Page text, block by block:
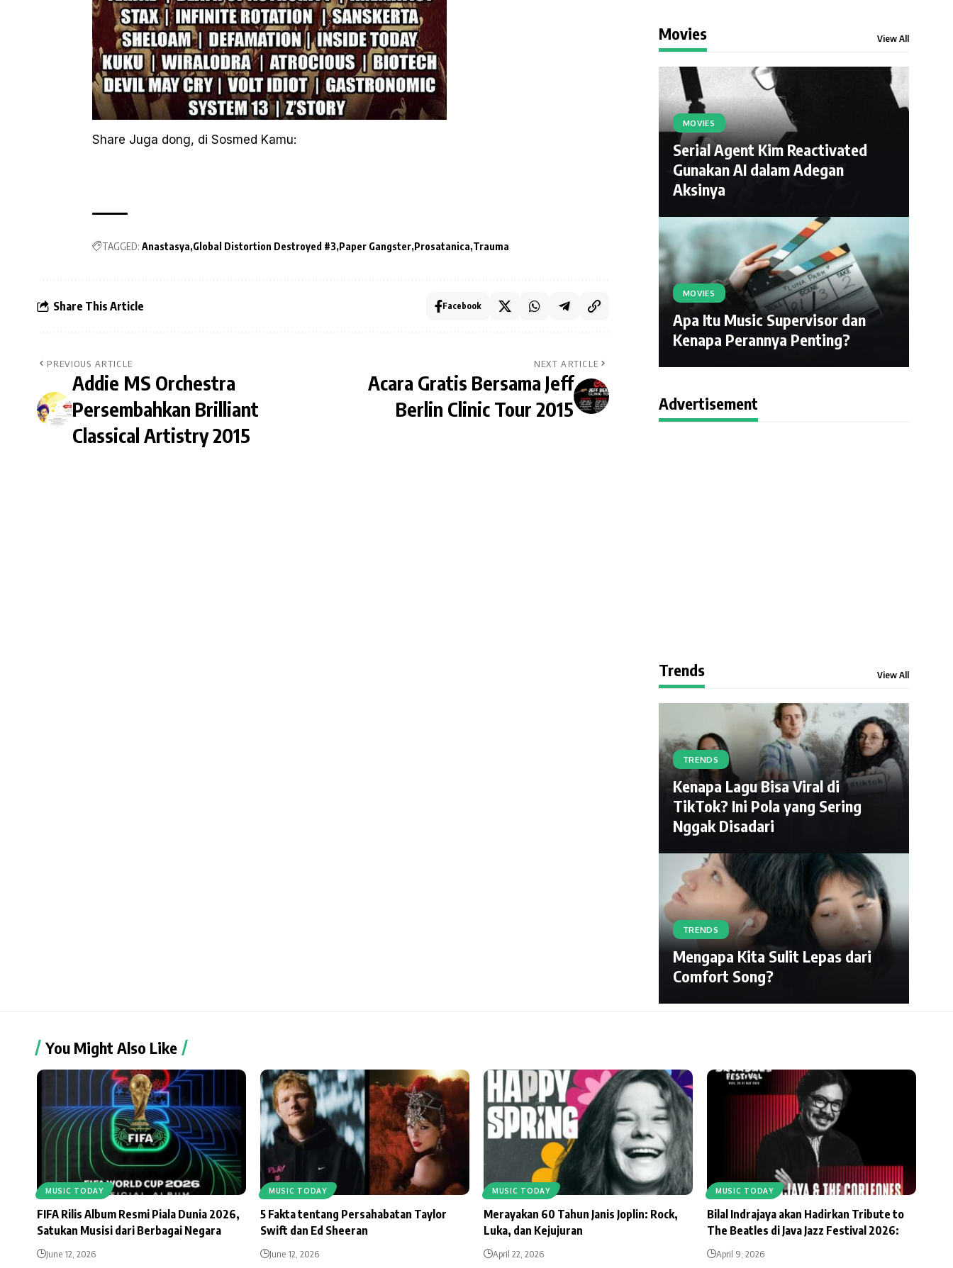
Share Juga dong, di Sosmed Kamu:
TAGGED: Anastasya Global Distortion Destroyed #3 Paper Gangster Prosatanica Trauma
Share This Article Facebook
PREVIOUS ARTICLE
Addie MS Orchestra
Persembahkan Brilliant
Classical Artistry 2015
NEXT ARTICLE
Acara Gratis Bersama Jeff
Berlin Clinic Tour 2015
Movies View All
MOVIES
Serial Agent Kim Reactivated
Gunakan AI dalam Adegan
Aksinya
MOVIES
Apa Itu Music Supervisor dan
Kenapa Perannya Penting?
Advertisement
Trends View All
TRENDS
Kenapa Lagu Bisa Viral di
TikTok? Ini Pola yang Sering
Nggak Disadari
TRENDS
Mengapa Kita Sulit Lepas dari
Comfort Song?
You Might Also Like
MUSIC TODAY
FIFA Rilis Album Resmi Piala Dunia 2026,
Satukan Musisi dari Berbagai Negara
June 12, 2026
MUSIC TODAY
5 Fakta tentang Persahabatan Taylor
Swift dan Ed Sheeran
June 12, 2026
MUSIC TODAY
Merayakan 60 Tahun Janis Joplin: Rock,
Luka, dan Kejujuran
April 22, 2026
MUSIC TODAY
Bilal Indrajaya akan Hadirkan Tribute to
The Beatles di Java Jazz Festival 2026:
April 9, 2026